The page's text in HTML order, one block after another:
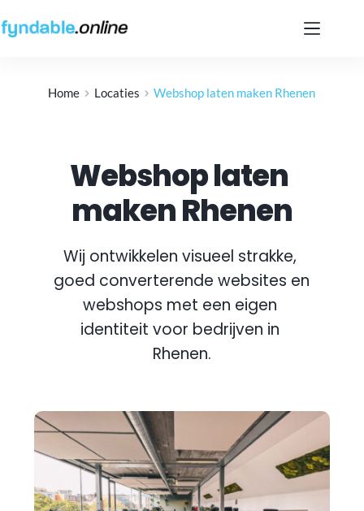
naar
de
Home Locaties Webshop laten maken Rhenen
Webshop laten
maken Rhenen
Wij ontwikkelen visueel strakke,
goed converterende websites en
webshops met een eigen
Rhenen.